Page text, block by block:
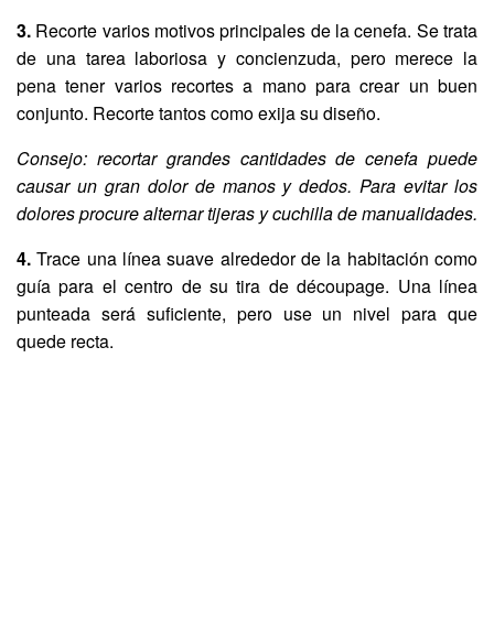
3. Recorte varios motivos principales de la cenefa. Se trata
de una tarea laboriosa y concienzuda, pero merece la
pena tener varios recortes a mano para crear un buen
conjunto. Recorte tantos como exija su diseño.
Consejo: recortar grandes cantidades de cenefa puede
causar un gran dolor de manos y dedos. Para evitar los
dolores procure alternar tijeras y cuchilla de manualidades.
4. Trace una línea suave alrededor de la habitación como
guía para el centro de su tira de découpage. Una línea
punteada será suficiente, pero use un nivel para que
quede recta.